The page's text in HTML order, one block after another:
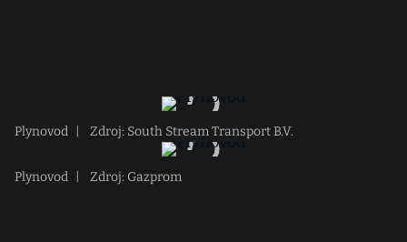
Plynovod Zdroj: South Stream Transport B.V.
Plynovod Zdroj: Gazprom